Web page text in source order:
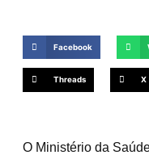
Facebook
Threads X
O Ministério da